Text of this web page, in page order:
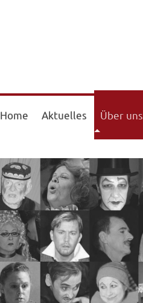
Home Aktuelles Über uns